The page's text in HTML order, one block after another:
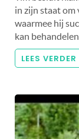
in zijn staat om
waarmee hij
kan
LEES VERDER